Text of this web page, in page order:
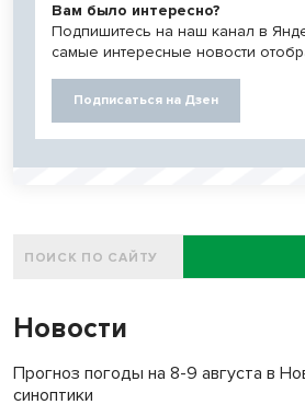
Вам было интересно?
Подпишитесь на наш канал в
самые интересные новости
Подписаться на Дзен
Новости
Прогноз погоды на 8-9 августа в
синоптики